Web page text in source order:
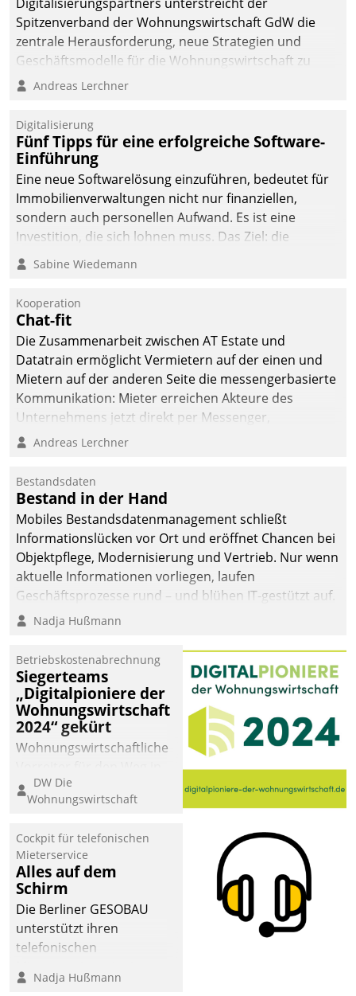
Spitzenverband der Wohnungswirtschaft GdW die
zentrale Herausforderung, neue Strategien und
Geschäftsmodelle für die Wohnungswirtschaft zu
entwickeln.
Andreas Lerchner
Digitalisierung
Fünf Tipps für eine erfolgreiche Software-
Einführung
Eine neue Softwarelösung einzuführen, bedeutet für
Immobilienverwaltungen nicht nur finanziellen,
sondern auch personellen Aufwand. Es ist eine
Investition, die sich lohnen muss. Das Ziel: die
nachhaltige Optimierung der Geschäftsabläufe. Damit
dieses Ziel erreicht wird, sollten einige Grundregeln
Sabine Wiedemann
Kooperation
Chat-fit
Die Zusammenarbeit zwischen AT Estate und
Datatrain ermöglicht Vermietern auf der einen und
Mietern auf der anderen Seite die messengerbasierte
Kommunikation: Mieter erreichen Akteure des
Unternehmens jetzt direkt per Messenger,
Mitarbeiter oder Dienstleister empfangen oder
Andreas Lerchner
Bestandsdaten
Bestand in der Hand
Mobiles Bestandsdatenmanagement schließt
Informationslücken vor Ort und eröffnet Chancen bei
Objektpflege, Modernisierung und Vertrieb. Nur wenn
aktuelle Informationen vorliegen, laufen
Geschäftsprozesse rund – und blühen IT-gestützt auf.
Nadja Hußmann
Betriebskostenabrechnung
Siegerteams
„Digitalpioniere der
Wohnungswirtschaft
2024“ gekürt
Wohnungswirtschaftliche
eine digitale Zukunft zu
finden, ist das Ziel des
der
Wohnungswirtschaft“.
Bewerben können sich
dafür ein Team
bestehend aus
Wohnungsunternehmen
und PropTech.
DW Die
Wohnungswirtschaft
Cockpit für telefonischen
Mieterservice
Alles auf dem
Schirm
Die Berliner GESOBAU
unterstützt ihren
telefonischen
digitalen Cockpit, das
Nadja Hußmann